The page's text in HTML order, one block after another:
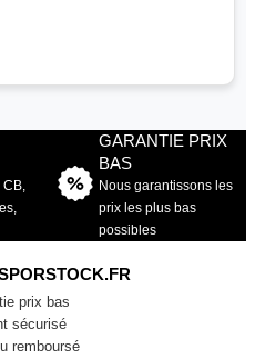
CB,
GARANTIE PRIX
BAS
Nous garantissons les
prix les plus bas
possibles
prix bas
sécurisé
remboursé